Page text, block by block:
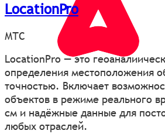
LocationPro
МТС
LocationPro — это
определения местоположения
точностью. Включает
объектов в режиме реального
см и надёжные данные для
любых отраслей.